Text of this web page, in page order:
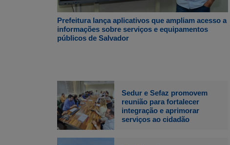
Prefeitura lança aplicativos que ampliam acesso a
informações sobre serviços e equipamentos
públicos de Salvador
Sedur e Sefaz promovem
reunião para fortalecer
integração e aprimorar
serviços ao cidadão